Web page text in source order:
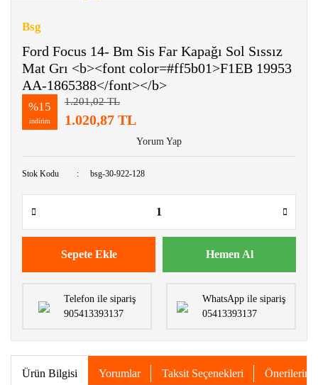
Bsg
Ford Focus 14- Bm Sis Far Kapağı Sol Sıssız
Mat Grı <b><font color=#ff5b01>F1EB 19953
AA-1865388</font></b>
%15
indirim
1.201,02 TL
1.020,87 TL
Yorum Yap
Stok Kodu bsg-30-922-128
Sepete Ekle Hemen Al
Telefon ile sipariş
905413393137
WhatsApp ile sipariş
05413393137
Ürün Bilgisi Yorumlar Taksit Seçenekleri Önerileriniz